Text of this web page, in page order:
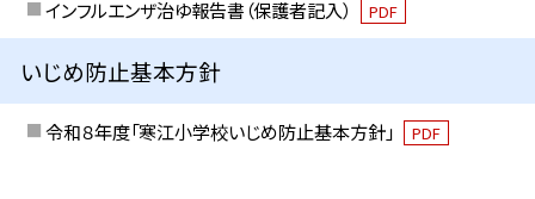
インフルエンザ治ゆ報告書（保護者記入） PDF
いじめ防止基本方針
令和８年度「寒江小学校いじめ防止基本方針」 PDF